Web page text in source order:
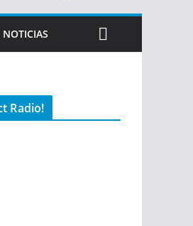
NOTICIAS
Radio!